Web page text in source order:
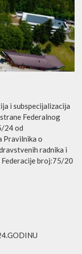
i subspecijalizacija
Federalnog
24 od
Pravilnika o
radnika i
Federacije broj:75/20